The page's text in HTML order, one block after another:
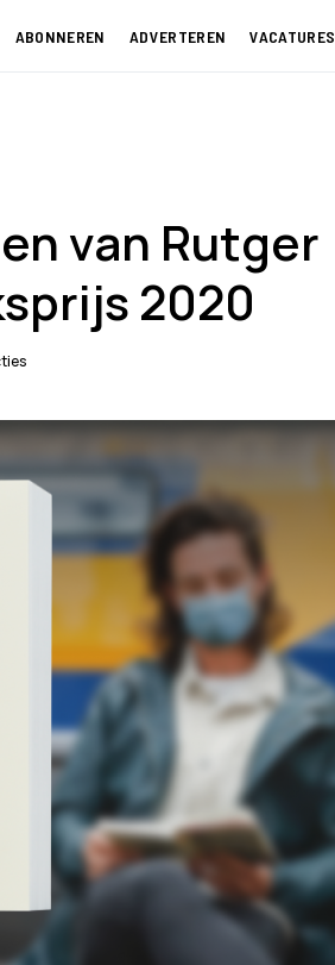
ABONNEREN ADVERTEREN VACATURES
van Rutger
2020